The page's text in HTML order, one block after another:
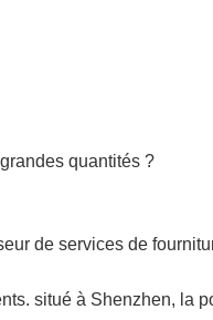
quantités ?
de services de
situé à Shenzhen, la